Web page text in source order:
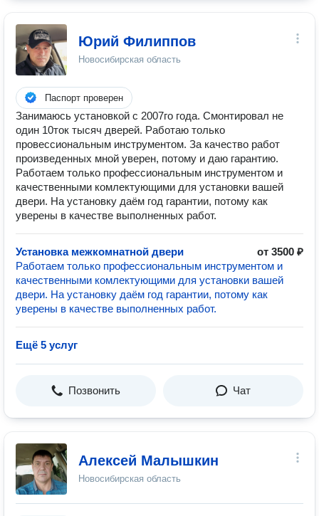
Юрий Филиппов
Новосибирская область
Паспорт проверен
Занимаюсь установкой с 2007го года. Смонтировал не
один 10ток тысяч дверей. Работаю только
провессиональным инструментом. За качество работ
произведенных мной уверен, потому и даю гарантию.
Работаем только профессиональным инструментом и
качественными комлектующими для установки вашей
двери. На установку даём год гарантии, потому как
уверены в качестве выполненных работ.
Установка межкомнатной двери
от 3500 ₽
Работаем только профессиональным инструментом и
качественными комлектующими для установки вашей
двери. На установку даём год гарантии, потому как
уверены в качестве выполненных работ.
Ещё 5 услуг
Позвонить Чат
Алексей Малышкин
Новосибирская область